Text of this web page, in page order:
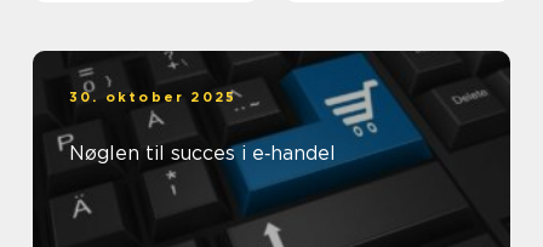
30. oktober 2025
Nøglen til succes i e‑handel